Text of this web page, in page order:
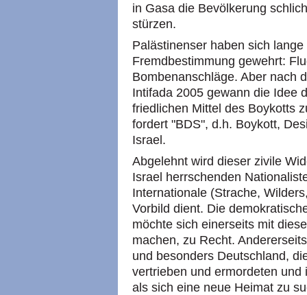
in Gasa die Bevölkerung
stürzen.
Palästinenser haben sich
Fremdbestimmung gewehrt:
Bombenanschläge. Aber nach
Intifada 2005 gewann die Idee
friedlichen Mittel des Boykotts
fordert "BDS", d.h. Boykott,
Israel.
Abgelehnt wird dieser zivile
Israel herrschenden
Internationale (Strache,
Vorbild dient. Die
möchte sich einerseits mit
machen, zu Recht.
und besonders Deutschland,
vertrieben und ermordeten
als sich eine neue Heimat zu